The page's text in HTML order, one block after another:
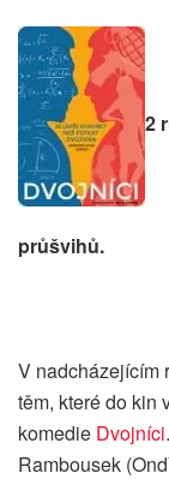
2
průšvihů.
V nadcházejícím
těm, které do kin
komedie Dvojníci
Rambousek